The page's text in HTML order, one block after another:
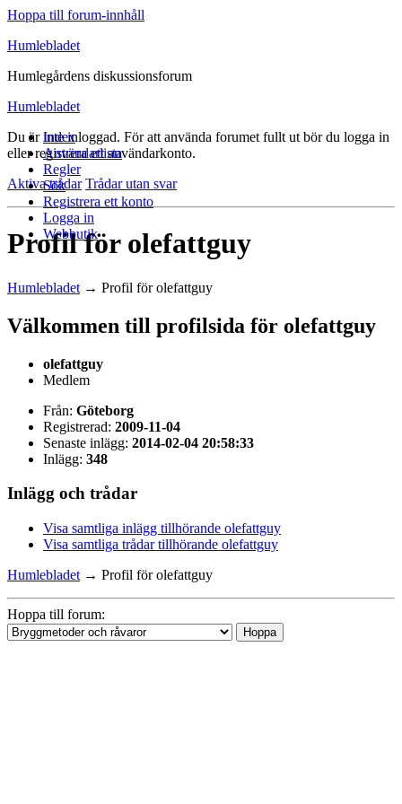
Hoppa till forum-innhåll
Humlebladet
Humlegårdens diskussionsforum
Humlebladet
Index
Användarlista
Regler
Sök
Registrera ett konto
Logga in
Webbutik
Du är inte inloggad. För att använda forumet fullt ut bör du logga in
eller registrera ett användarkonto.
Aktiva trådar Trådar utan svar
Profil för olefattguy
Humlebladet → Profil för olefattguy
Välkommen till profilsida för olefattguy
olefattguy
Medlem
Från: Göteborg
Registrerad: 2009-11-04
Senaste inlägg: 2014-02-04 20:58:33
Inlägg: 348
Inlägg och trådar
Visa samtliga inlägg tillhörande olefattguy
Visa samtliga trådar tillhörande olefattguy
Humlebladet → Profil för olefattguy
Hoppa till forum: